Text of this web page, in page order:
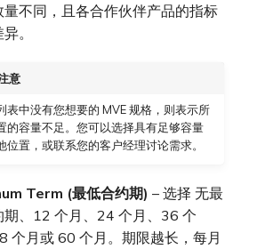
量不同，且各合作伙伴产品的指标
。
意
表中没有您想要的 MVE 规格，则表示所
的容量不足。您可以选择具有足够容量
位置，或联系您的客户经理讨论需求。
Term (最低合约期) – 选择 无最
期、12 个月、24 个月、36 个
个月或 60 个月。期限越长，每月